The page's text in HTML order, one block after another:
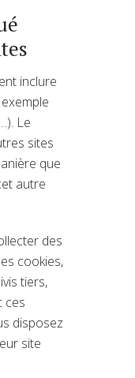
inclure
Le
sites
que
autre
des
cookies,
tiers,
ces
disposez
site